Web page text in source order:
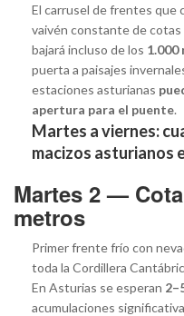
El carrusel de frentes que
vaivén constante de
bajará incluso de los 1.000
puerta a paisajes
estaciones asturianas
apertura para el puente.
Martes a viernes:
macizos asturianos
Martes 2 —
metros
Primer frente frío con
toda la Cordillera
En Asturias se esperan
acumulaciones